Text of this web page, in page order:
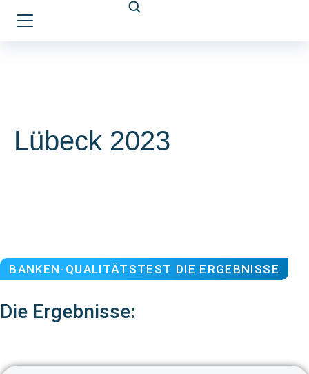
Lübeck 2023
BANKEN-QUALITÄTSTEST DIE ERGEBNISSE
Die Ergebnisse: